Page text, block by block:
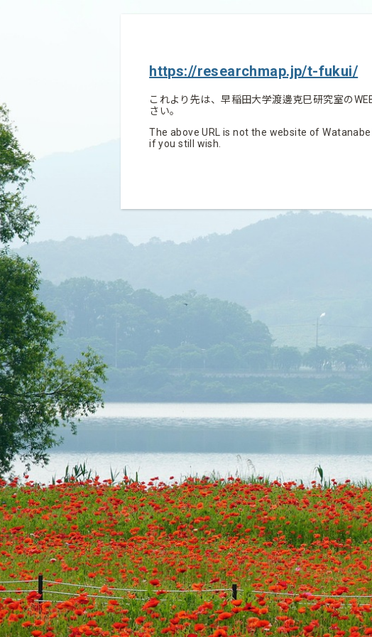
https://researchmap.jp/t-fukui/
これより先は、早稲田大学渡邊克巳研究室の
さい。
The above URL is not the website of
if you still wish.